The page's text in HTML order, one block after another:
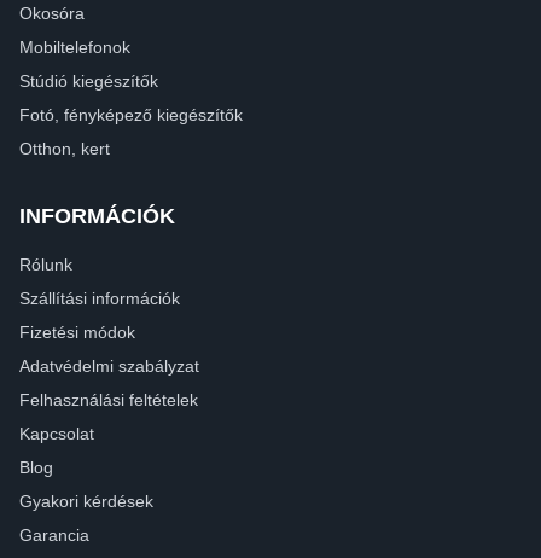
Okosóra
Mobiltelefonok
Stúdió kiegészítők
Fotó, fényképező kiegészítők
Otthon, kert
INFORMÁCIÓK
Rólunk
Szállítási információk
Fizetési módok
Adatvédelmi szabályzat
Felhasználási feltételek
Kapcsolat
Blog
Gyakori kérdések
Garancia